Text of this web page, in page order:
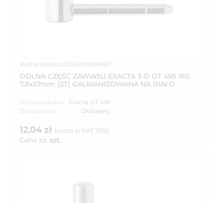
Kod produktu: CG495160H507
DOLNA CZĘŚĆ ZAWIASU EXACTA 3-D OT 495 160
7,8x57mm (2T) GALWANIZOWANA NA BIAŁO
Seria produktu:
Exacta OT 495
Dostępność:
Dostępny
12,04 zł brutto (z VAT 23%)
Cena za: szt.